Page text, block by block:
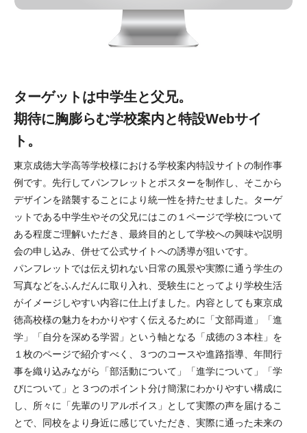
ターゲットは中学生と父兄。
期待に胸膨らむ学校案内と特設Webサイ
ト。
東京成徳大学高等学校様における学校案内特設サイトの制作事
例です。先行してパンフレットとポスターを制作し、そこから
デザインを踏襲することにより統一性を持たせました。ターゲ
ットである中学生やその父兄にはこの１ページで学校について
ある程度ご理解いただき、最終目的として学校への興味や説明
会の申し込み、併せて公式サイトへの誘導が狙いです。
パンフレットでは伝え切れない日常の風景や実際に通う学生の
写真などをふんだんに取り入れ、受験生にとってより学校生活
がイメージしやすい内容に仕上げました。内容としても東京成
徳高校様の魅力をわかりやすく伝えるために「文部両道」「進
学」「自分を深める学習」という軸となる「成徳の３本柱」を
１枚のページで紹介すべく、３つのコースや進路指導、年間行
事を織り込みながら「部活動について」「進学について」「学
びについて」と３つのポイント分け簡潔にわかりやすい構成に
し、所々に「先輩のリアルボイス」として実際の声を届けるこ
とで、同校をより身近に感じていただき、実際に通った未来の